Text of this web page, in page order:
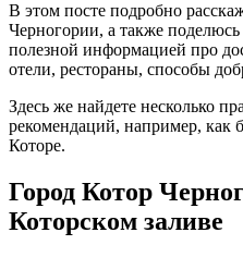
В этом посте подробно расскажу про город Котор в
Черногории, а также
полезной информацией про
отели, рестораны, способы
Здесь же найдете несколько
рекомендаций, например, как
Которе.
Город Котор
Которском заливе